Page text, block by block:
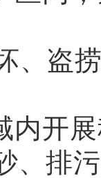
、盗
内开
、排